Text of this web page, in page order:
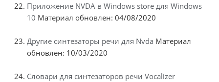
Приложение NVDA в Windows store для Windows
10 Материал обновлен: 04/08/2020
Другие синтезаторы речи для Nvda Материал
обновлен: 10/03/2020
Словари для синтезаторов речи Vocalizer